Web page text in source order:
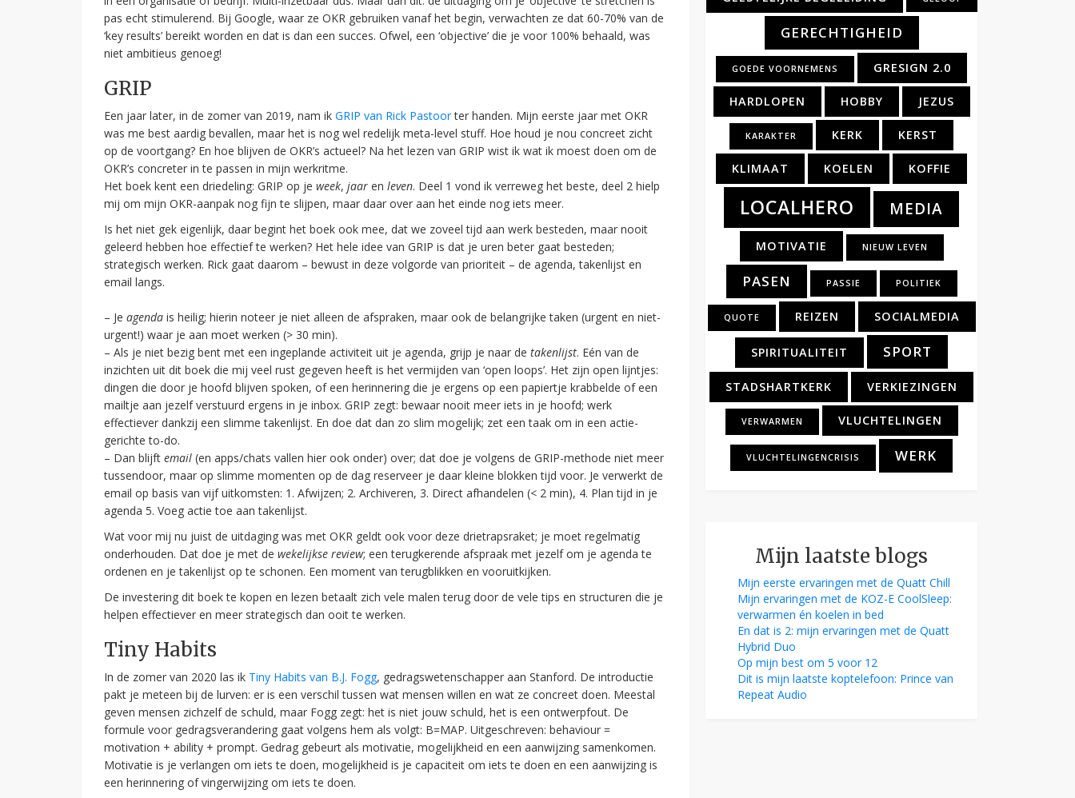
pas echt stimulerend. Bij Google, waar ze OKR gebruiken vanaf het begin, verwachten ze dat 60-70% van de
‘key results’ bereikt worden en dat is dan een succes. Ofwel, een ‘objective’ die je voor 100% behaald, was
niet ambitieus genoeg!
GRIP
Een jaar later, in de zomer van 2019, nam ik GRIP van Rick Pastoorter handen. Mijn eerste jaar met OKR
was me best aardig bevallen, maar het is nog wel redelijk meta-level stuff. Hoe houd je nou concreet zicht
op de voortgang? En hoe blijven de OKR’s actueel? Na het lezen van GRIP wist ik wat ik moest doen om de
OKR’s concreter in te passen in mijn werkritme.
Het boek kent een driedeling: GRIP op je week, jaar en leven. Deel 1 vond ik verreweg het beste, deel 2 hielp
mij om mijn OKR-aanpak nog fijn te slijpen, maar daar over aan het einde nog iets meer.
Is het niet gek eigenlijk, daar begint het boek ook mee, dat we zoveel tijd aan werk besteden, maar nooit
geleerd hebben hoe effectief te werken? Het hele idee van GRIP is dat je uren beter gaat besteden;
strategisch werken. Rick gaat daarom – bewust in deze volgorde van prioriteit – de agenda, takenlijst en
email langs.
– Je agenda is heilig; hierin noteer je niet alleen de afspraken, maar ook de belangrijke taken (urgent en niet-
urgent!) waar je aan moet werken (> 30 min).
– Als je niet bezig bent met een ingeplande activiteit uit je agenda, grijp je naar de takenlijst. Eén van de
inzichten uit dit boek die mij veel rust gegeven heeft is het vermijden van ‘open loops’. Het zijn open lijntjes:
dingen die door je hoofd blijven spoken, of een herinnering die je ergens op een papiertje krabbelde of een
mailtje aan jezelf verstuurd ergens in je inbox. GRIP zegt: bewaar nooit meer iets in je hoofd; werk
effectiever dankzij een slimme takenlijst. En doe dat dan zo slim mogelijk; zet een taak om in een actie-
gerichte to-do.
– Dan blijft email (en apps/chats vallen hier ook onder) over; dat doe je volgens de GRIP-methode niet meer
tussendoor, maar op slimme momenten op de dag reserveer je daar kleine blokken tijd voor. Je verwerkt de
email op basis van vijf uitkomsten: 1. Afwijzen; 2. Archiveren, 3. Direct afhandelen (< 2 min), 4. Plan tijd in je
agenda 5. Voeg actie toe aan takenlijst.
Wat voor mij nu juist de uitdaging was met OKR geldt ook voor deze drietrapsraket; je moet regelmatig
onderhouden. Dat doe je met de wekelijkse review; een terugkerende afspraak met jezelf om je agenda te
ordenen en je takenlijst op te schonen. Een moment van terugblikken en vooruitkijken.
De investering dit boek te kopen en lezen betaalt zich vele malen terug door de vele tips en structuren die je
helpen effectiever en meer strategisch dan ooit te werken.
Tiny Habits
In de zomer van 2020 las ik Tiny Habits van B.J. Fogg, gedragswetenschapper aan Stanford. De introductie
pakt je meteen bij de lurven: er is een verschil tussen wat mensen willen en wat ze concreet doen. Meestal
geven mensen zichzelf de schuld, maar Fogg zegt: het is niet jouw schuld, het is een ontwerpfout. De
formule voor gedragsverandering gaat volgens hem als volgt: B=MAP. Uitgeschreven: behaviour =
motivation + ability + prompt. Gedrag gebeurt als motivatie, mogelijkheid en een aanwijzing samenkomen.
Motivatie is je verlangen om iets te doen, mogelijkheid is je capaciteit om iets te doen en een aanwijzing is
een herinnering of vingerwijzing om iets te doen.
GERECHTIGHEID
GOEDE VOORNEMENS GRESIGN 2.0
HARDLOPEN HOBBY JEZUS
KARAKTER KERK KERST
KLIMAAT KOELEN KOFFIE
LOCALHERO MEDIA
MOTIVATIE NIEUW LEVEN
PASEN PASSIE POLITIEK
QUOTE REIZEN SOCIALMEDIA
SPIRITUALITEIT SPORT
STADSHARTKERK VERKIEZINGEN
VERWARMEN VLUCHTELINGEN
VLUCHTELINGENCRISIS WERK
Mijn laatste blogs
Mijn eerste ervaringen met de Quatt Chill
Mijn ervaringen met de KOZ-E CoolSleep:
verwarmen én koelen in bed
En dat is 2: mijn ervaringen met de Quatt
Hybrid Duo
Op mijn best om 5 voor 12
Dit is mijn laatste koptelefoon: Prince van
Repeat Audio